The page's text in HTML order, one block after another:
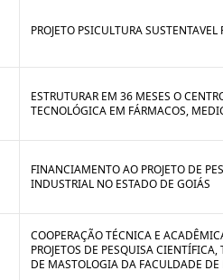
PROJETO PSICULTURA
ESTRUTURAR EM 36 MESES O
TECNOLÓGICA EM FÁRMACOS,
FINANCIAMENTO AO PROJETO DE
INDUSTRIAL NO ESTADO DE GOIÁS
COOPERAÇÃO TÉCNICA E
PROJETOS DE PESQUISA
DE MASTOLOGIA DA FACULDADE